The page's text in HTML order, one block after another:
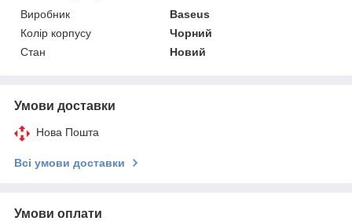
Виробник
Baseus
Колір корпусу
Чорний
Стан
Новий
Умови доставки
Нова Пошта
Всі умови доставки
Умови оплати